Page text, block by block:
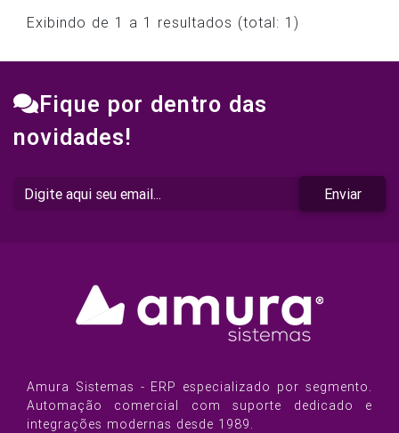
Exibindo de 1 a 1 resultados (total: 1)
Fique por dentro das
novidades!
Enviar
Amura Sistemas - ERP especializado por segmento.
Automação comercial com suporte dedicado e
integrações modernas desde 1989.